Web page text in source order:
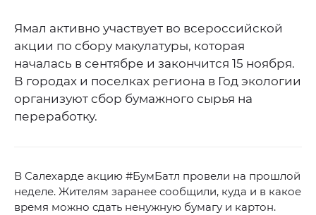
Ямал активно участвует во всероссийской
акции по сбору макулатуры, которая
началась в сентябре и закончится 15 ноября.
В городах и поселках региона в Год экологии
организуют сбор бумажного сырья на
переработку.
В Салехарде акцию #БумБатл провели на прошлой
неделе. Жителям заранее сообщили, куда и в какое
время можно сдать ненужную бумагу и картон.